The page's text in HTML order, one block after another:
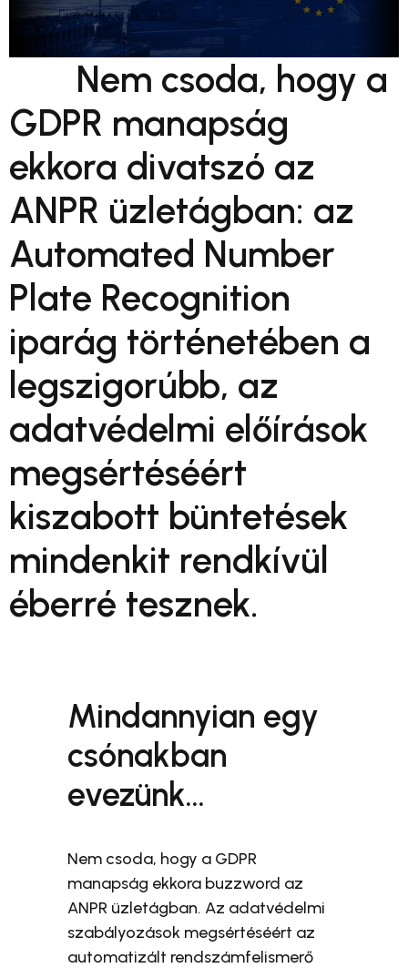
Nem csoda, hogy a
GDPR manapság
ekkora divatszó az
ANPR üzletágban: az
Automated Number
Plate Recognition
iparág történetében a
legszigorúbb, az
adatvédelmi előírások
megsértéséért
kiszabott büntetések
mindenkit rendkívül
éberré tesznek.
Mindannyian egy
csónakban
evezünk…
Nem csoda, hogy a GDPR
manapság ekkora buzzword az
ANPR üzletágban. Az adatvédelmi
szabályozások megsértéséért az
automatizált rendszámfelismerő